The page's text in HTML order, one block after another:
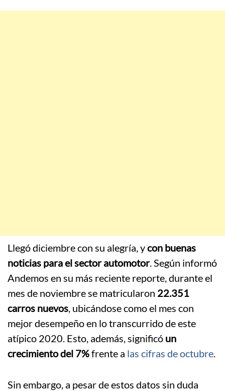
Llegó diciembre con su alegría, ycon buenas
noticias para el sector automotor. Según informó
Andemos en su más reciente reporte, durante el
mes de noviembre se matricularon 22.351
carros nuevos, ubicándose como el mes con
mejor desempeño en lo transcurrido de este
atípico 2020. Esto, además, significó un
crecimiento del 7%frente a las cifras de octubre.
Sin embargo, a pesar de estos datos sin duda